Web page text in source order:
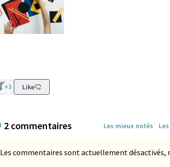
+3 Like
2 commentaires Les mieux notés
Les commentaires sont actuellement désactivés,